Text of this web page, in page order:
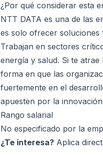
¿Por qué considerar esta
NTT DATA es una de las
es solo ofrecer soluciones
Trabajan en sectores
energía y salud. Si te
forma en que las
fuertemente en el
apuesten por la
Rango salarial
No especificado por la
¿Te interesa? Aplica